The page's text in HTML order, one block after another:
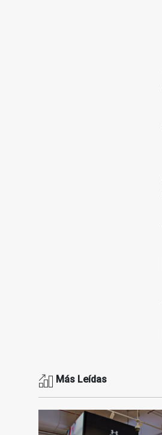
Más Leídas